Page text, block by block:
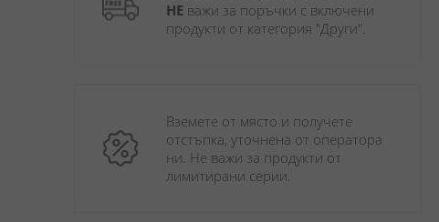
НЕ важи за поръчки с включени
продукти от категория "Други".
Вземете от място и получете
отстъпка, уточнена от оператора
ни. Не важи за продукти от
лимитирани серии.